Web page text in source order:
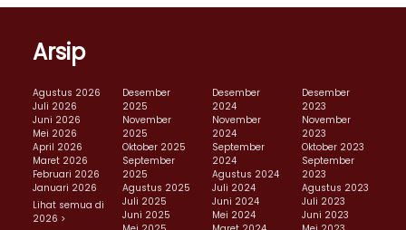
Arsip
Agustus 2026
Juli 2026
Juni 2026
Mei 2026
April 2026
Maret 2026
Februari 2026
Januari 2026
Lihat semua di
2026 >
Desember
2025
November
2025
Oktober 2025
September
2025
Agustus 2025
Juli 2025
Juni 2025
Desember
2024
November
2024
September
2024
Agustus 2024
Juli 2024
Juni 2024
Mei 2024
Desember
2023
November
2023
Oktober 2023
September
2023
Agustus 2023
Juli 2023
Juni 2023